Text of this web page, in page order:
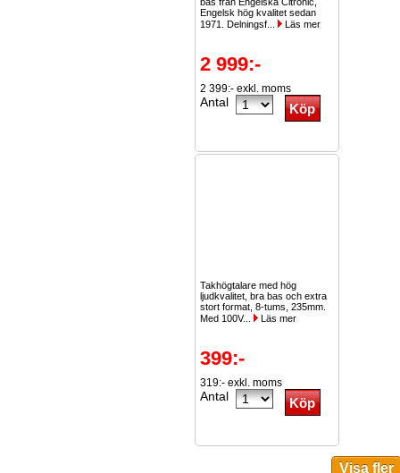
Engelsk hög kvalitet sedan
1971. Delningsf...
Läs mer
2 999:-
2 399:- exkl. moms
Antal
Takhögtalare med hög
ljudkvalitet, bra bas och extra
stort format, 8-tums, 235mm.
Med 100V...
Läs mer
399:-
319:- exkl. moms
Antal